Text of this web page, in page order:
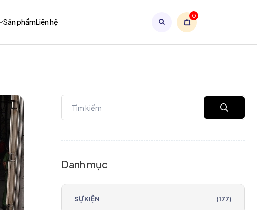
Sản phẩmLiên hệ
0
Danh mục
SỰ KIỆN (177)